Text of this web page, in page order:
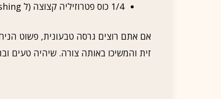
1/4 כוס פטרוזיליה קצוצה (ל garnishing)
אם אתם רוצים גרסה טבעונית, פשוט
זית והמשיכו באותה צורה. שיהיה טעים